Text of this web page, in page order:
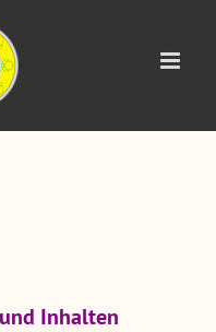
Inhalten